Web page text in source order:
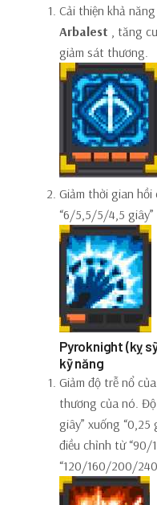
Cải thiện khả
Arbalest , tăng
giảm sát thương.
Giảm thời gian hồi
“6/5,5/5/4,5
Pyroknight (kỵ
kỹ năng
Giảm độ trễ nổ của
thương của nó.
giây” xuống
điều chỉnh từ “90/
“120/160/200/